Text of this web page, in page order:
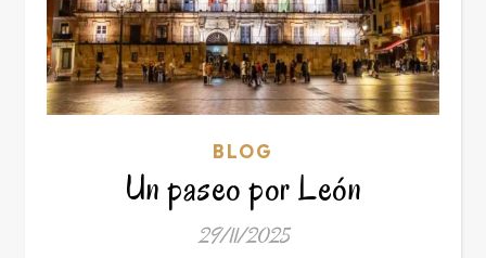
BLOG
Un paseo por León
29/11/2025